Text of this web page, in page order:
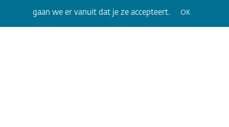
gaan we er vanuit dat je ze accepteert. OK